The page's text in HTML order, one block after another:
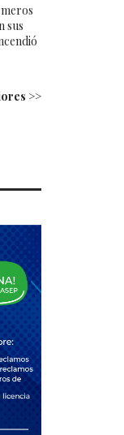
sus
>>